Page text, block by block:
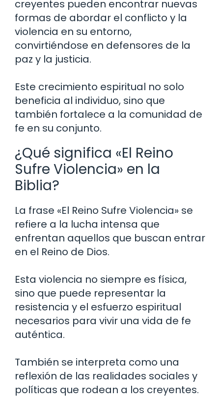
creyentes pueden encontrar nuevas
formas de abordar el conflicto y la
violencia en su entorno,
convirtiéndose en defensores de la
paz y la justicia.
Este crecimiento espiritual no solo
beneficia al individuo, sino que
también fortalece a la comunidad de
fe en su conjunto.
¿Qué significa «El Reino
Sufre Violencia» en la
Biblia?
La frase «El Reino Sufre Violencia» se
refiere a la lucha intensa que
enfrentan aquellos que buscan entrar
en el Reino de Dios.
Esta violencia no siempre es física,
sino que puede representar la
resistencia y el esfuerzo espiritual
necesarios para vivir una vida de fe
auténtica.
También se interpreta como una
reflexión de las realidades sociales y
políticas que rodean a los creyentes.